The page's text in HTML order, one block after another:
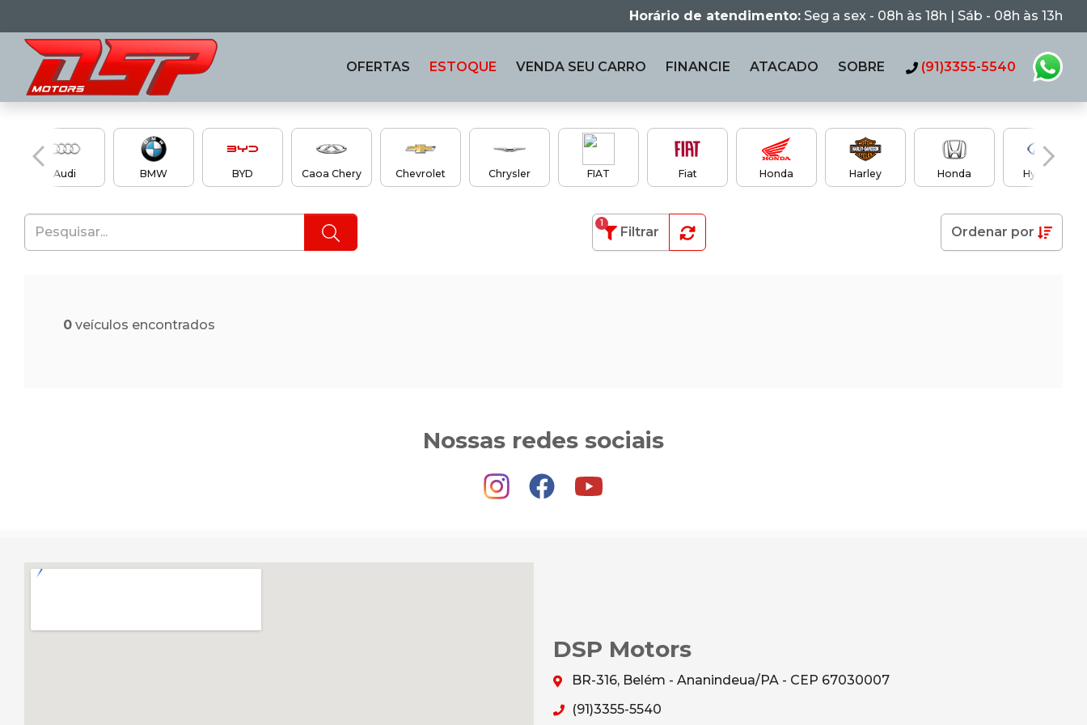
Horário de atendimento: Seg a sex - 08h às 18h | Sáb - 08h às 13h
OFERTAS ESTOQUE VENDA SEU CARRO FINANCIE ATACADO SOBRE (91)3355-5540
Audi BMW BYD Caoa Chery Chevrolet Chrysler FIAT Fiat Honda Harley Honda Hyundai
Filtrar
1
Ordenar por
0 veículos encontrados
Nossas redes sociais
DSP Motors
BR-316, Belém - Ananindeua/PA - CEP 67030007
(91)3355-5540